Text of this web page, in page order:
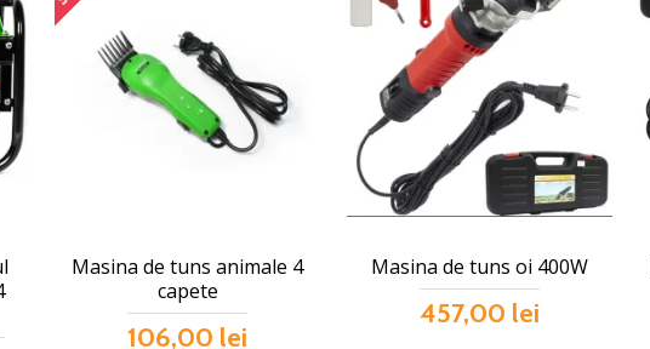
Masina de tuns animale 4
capete
106,00 lei
Masina de tuns oi 400W
457,00 lei